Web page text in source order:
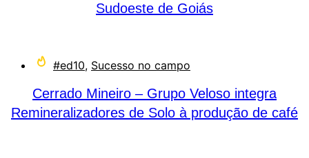
Sudoeste de Goiás
#ed10, Sucesso no campo
Cerrado Mineiro – Grupo Veloso integra
Remineralizadores de Solo à produção de café